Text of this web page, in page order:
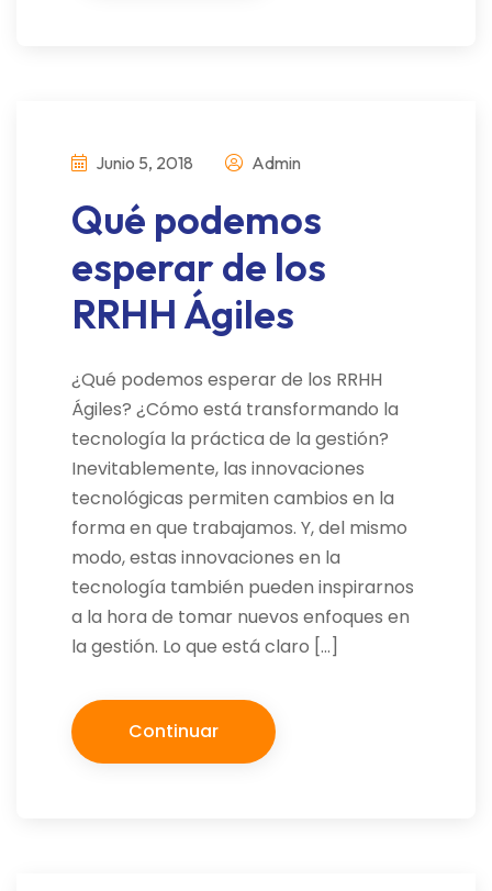
Junio 5, 2018 Admin
Qué podemos
esperar de los
RRHH Ágiles
¿Qué podemos esperar de los RRHH
Ágiles? ¿Cómo está transformando la
tecnología la práctica de la gestión?
Inevitablemente, las innovaciones
tecnológicas permiten cambios en la
forma en que trabajamos. Y, del mismo
modo, estas innovaciones en la
tecnología también pueden inspirarnos
a la hora de tomar nuevos enfoques en
la gestión. Lo que está claro […]
Continuar